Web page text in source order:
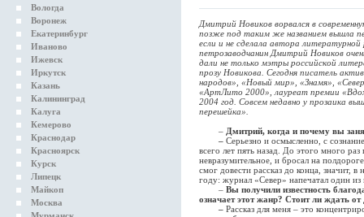
Вологда
Воронеж
Екатеринбург
Иваново
Ижевск
Иркутск
Казань
Калининград
Калуга
Кемерово
Краснодар
Красноярск
Курск
Липецк
Майкоп
Москва
Дмитрий Новиков ворвался в
позже под таким же названием вышла
если и не сделала автора
петрозаводчанин Дмитрий Новиков
дали не только мэтры российской
прозу Новикова. Сегодня писатель
народов», «Новый мир», «Знамя»,
«АртЛито 2000», лауреат премии
2004 год. Совсем недавно у прозаика
перешейка».
– Дмитрий, когда и почему вы
– Серьезно и осмысленно, с
всего лет пять назад. До этого много
невразумительное, и бросал на
смог довести рассказ до конца, значит,
году: журнал «Север» напечатал один
– Вы получили известность
означает этот жанр? Стоит ли ждать
– Рассказ для меня – это